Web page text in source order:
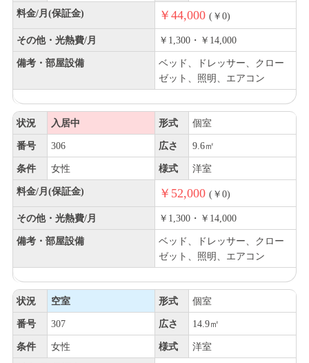
料金/月(保証金) ￥44,000 (￥0)
その他・光熱費/月 ￥1,300・￥14,000
備考・部屋設備
ベッド、ドレッサー、クロー
ゼット、照明、エアコン
状況 入居中 形式 個室
番号 306 広さ 9.6㎡
条件 女性 様式 洋室
料金/月(保証金) ￥52,000 (￥0)
その他・光熱費/月 ￥1,300・￥14,000
備考・部屋設備
ベッド、ドレッサー、クロー
ゼット、照明、エアコン
状況 空室 形式 個室
番号 307 広さ 14.9㎡
条件 女性 様式 洋室